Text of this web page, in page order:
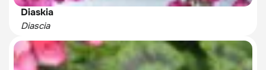
Diaskia
Diascia